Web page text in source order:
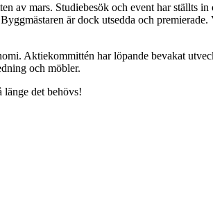
av mars. Studiebesök och event har ställts
är dock utsedda och
Aktiekommittén har löpande bevakat
och möbler.
länge det behövs!